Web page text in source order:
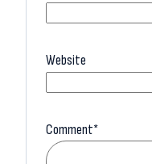
Website
Comment*